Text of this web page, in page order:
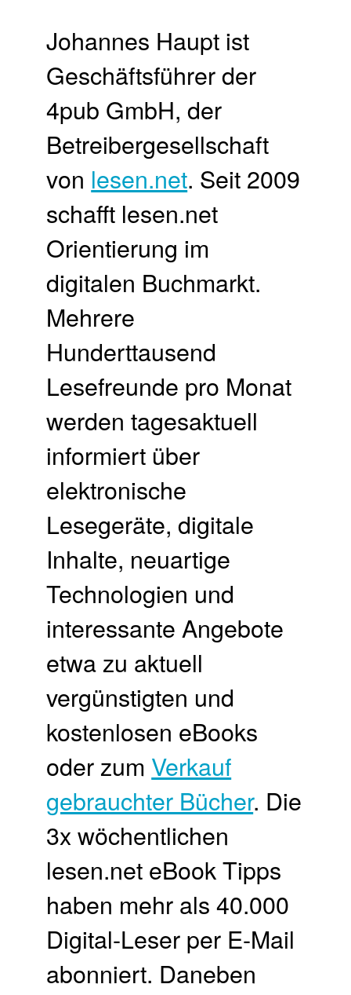
Johannes Haupt ist
Geschäftsführer der
4pub GmbH, der
Betreibergesellschaft
von lesen.net. Seit 2009
schafft lesen.net
Orientierung im
digitalen Buchmarkt.
Mehrere
Hunderttausend
Lesefreunde pro Monat
werden tagesaktuell
informiert über
elektronische
Lesegeräte, digitale
Inhalte, neuartige
Technologien und
interessante Angebote
etwa zu aktuell
vergünstigten und
kostenlosen eBooks
oder zum Verkauf
gebrauchter Bücher. Die
3x wöchentlichen
lesen.net eBook Tipps
haben mehr als 40.000
Digital-Leser per E-Mail
abonniert. Daneben